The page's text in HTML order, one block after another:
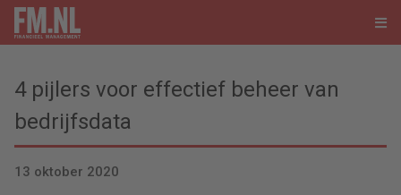
4 pijlers voor effectief beheer van
bedrijfsdata
13 oktober 2020